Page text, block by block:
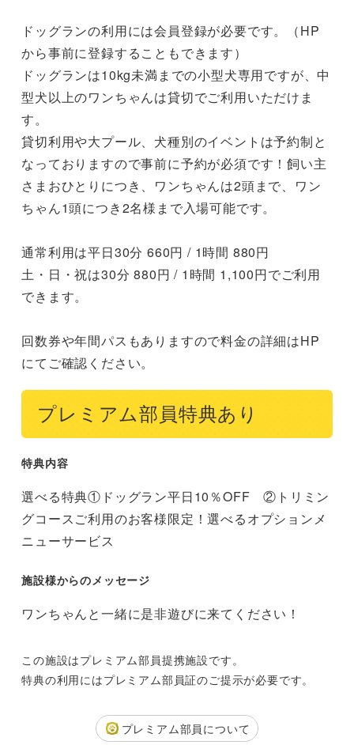
ドッグランの利用には会員登録が必要です。（HP
から事前に登録することもできます）
ドッグランは10kg未満までの小型犬専用ですが、中
型犬以上のワンちゃんは貸切でご利用いただけま
す。
貸切利用や大プール、犬種別のイベントは予約制と
なっておりますので事前に予約が必須です！飼い主
さまおひとりにつき、ワンちゃんは2頭まで、ワン
ちゃん1頭につき2名様まで入場可能です。
通常利用は平日30分 660円 / 1時間 880円
土・日・祝は30分 880円 / 1時間 1,100円でご利用
できます。
回数券や年間パスもありますので料金の詳細はHP
にてご確認ください。
プレミアム部員特典あり
特典内容
選べる特典①ドッグラン平日10％OFF　②トリミン
グコースご利用のお客様限定！選べるオプションメ
ニューサービス
施設様からのメッセージ
ワンちゃんと一緒に是非遊びに来てください！
この施設はプレミアム部員提携施設です。
特典の利用にはプレミアム部員証のご提示が必要です。
プレミアム部員について